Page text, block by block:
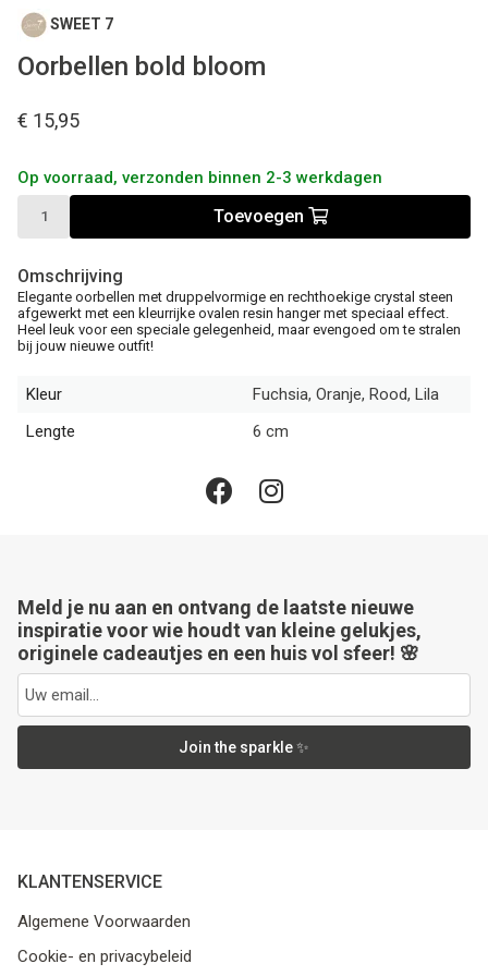
SWEET 7
Oorbellen bold bloom
€ 15,95
Op voorraad, verzonden binnen 2-3 werkdagen
Toevoegen
Omschrijving
Elegante oorbellen met druppelvormige en rechthoekige crystal steen
afgewerkt met een kleurrijke ovalen resin hanger met speciaal effect.
Heel leuk voor een speciale gelegenheid, maar evengoed om te stralen
bij jouw nieuwe outfit!
Kleur
Fuchsia, Oranje, Rood, Lila
Lengte
6 cm
Meld je nu aan en ontvang de laatste nieuwe
inspiratie voor wie houdt van kleine gelukjes,
originele cadeautjes en een huis vol sfeer! 🌸
Join the sparkle ✨
KLANTENSERVICE
Algemene Voorwaarden
Cookie- en privacybeleid